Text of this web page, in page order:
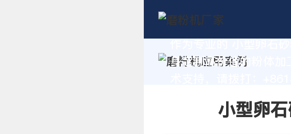
身定制高价值的粉体加
小型卵